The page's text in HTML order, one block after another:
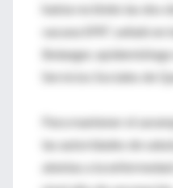
había recibido las dos
vacuna SPR", señaló
Belanger,
Servicios Sociales de
Para mantener el
las autoridades de
atentas a la